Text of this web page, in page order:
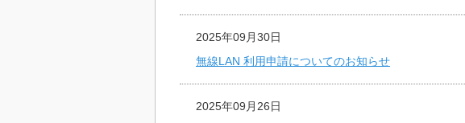
2025年09月30日
無線LAN 利用申請についてのお知らせ
2025年09月26日